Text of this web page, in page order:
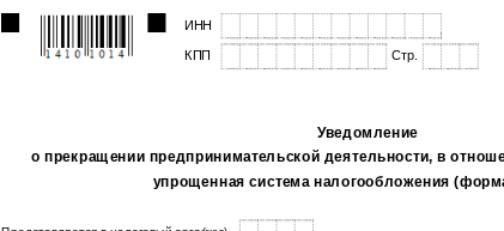
ИНН
КПП Стр.
Уведомление
о прекращении предпринимательской деятельности, в
упрощенная система налогообложения